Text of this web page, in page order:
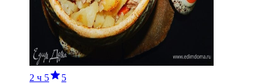
2 ч 5 5